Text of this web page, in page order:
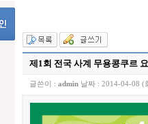
제1회 전국 사계 무용콩쿠르
글쓴이 : admin날짜 : 2014-04-08 (